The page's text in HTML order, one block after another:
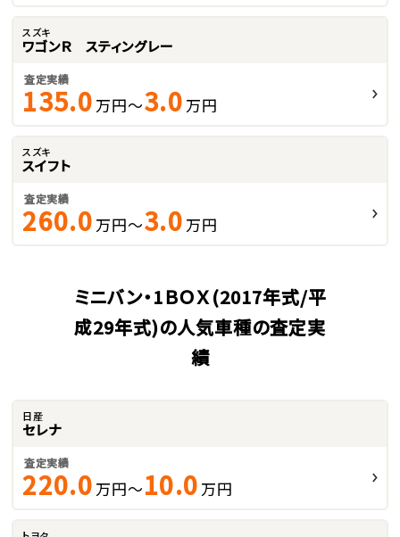
スズキ
ワゴンＲ スティングレー
査定実績
135.0 万円～3.0 万円
スズキ
スイフト
査定実績
260.0 万円～3.0 万円
ミニバン・1ＢＯＸ(2017年式/平
成29年式)の人気車種の査定実
績
日産
セレナ
査定実績
220.0 万円～10.0 万円